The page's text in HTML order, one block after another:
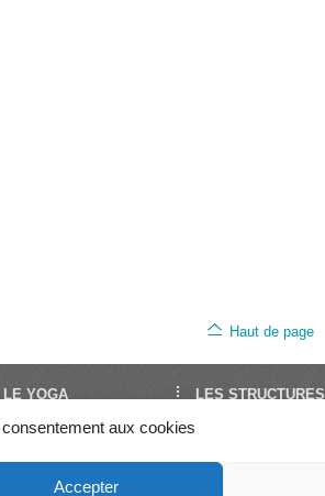
aux cookies
Accepter
Haut de page
LE YOGA
Découvrir le Yoga
Enseigner le Yoga
LES STRUCTURES
Syndicat National des